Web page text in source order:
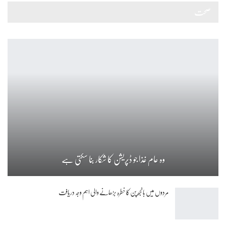
وہ عام غذا جو ڈپریشن کا شکار بنا سکتی ہے
مردوں میں بانجھ پن کا خطرہ بڑھانے والی اہم وجہ دریافت